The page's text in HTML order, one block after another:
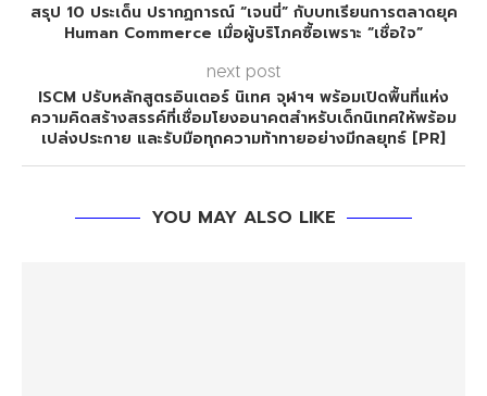
สรุป 10 ประเด็น ปรากฏการณ์ “เจนนี่” กับบทเรียนการตลาดยุค
Human Commerce เมื่อผู้บริโภคซื้อเพราะ “เชื่อใจ”
next post
ISCM ปรับหลักสูตรอินเตอร์ นิเทศ จุฬาฯ พร้อมเปิดพื้นที่แห่ง
ความคิดสร้างสรรค์ที่เชื่อมโยงอนาคตสำหรับเด็กนิเทศให้พร้อม
เปล่งประกาย และรับมือทุกความท้าทายอย่างมีกลยุทธ์ [PR]
YOU MAY ALSO LIKE